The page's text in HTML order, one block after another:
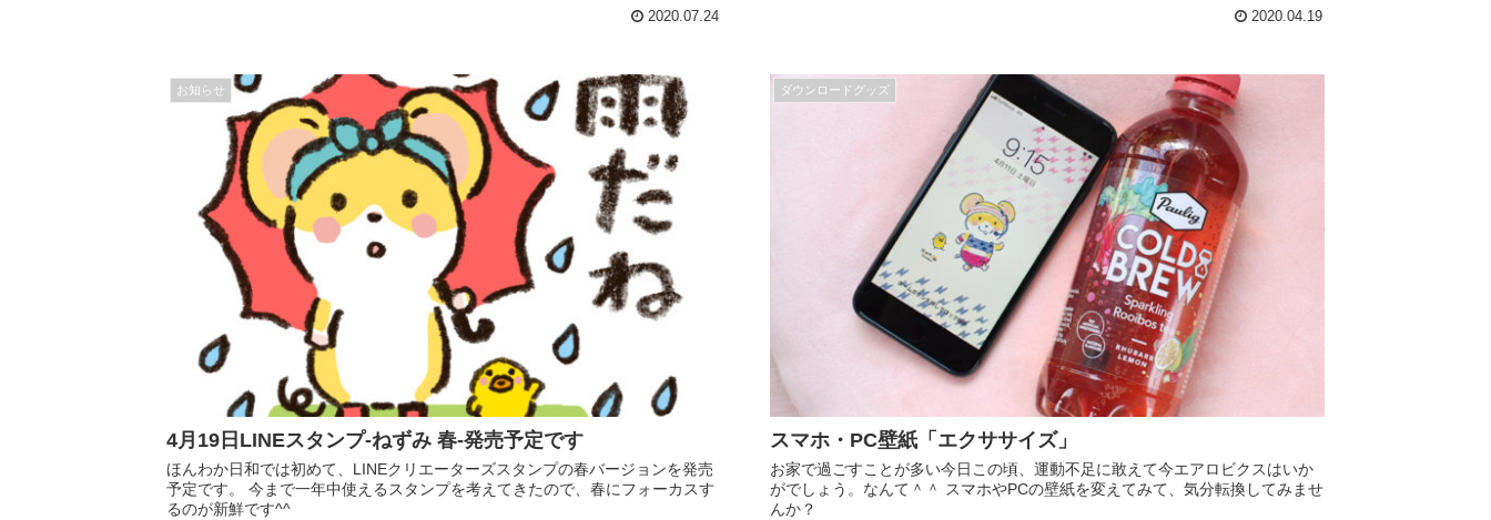
2020.07.24 2020.04.19
お知らせ
4月19日LINEスタンプ-ねずみ 春-発売予定です
ほんわか日和では初めて、LINEクリエーターズスタンプの春バージョンを発売
予定です。 今まで一年中使えるスタンプを考えてきたので、春にフォーカスす
るのが新鮮です^^
ダウンロードグッズ
スマホ・PC壁紙「エクササイズ」
お家で過ごすことが多い今日この頃、運動不足に敢えて今エアロビクスはいか
がでしょう。なんて＾＾ スマホやPCの壁紙を変えてみて、気分転換してみませ
んか？